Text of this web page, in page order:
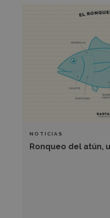
NOTICIAS
Ronqueo del atún,
minucioso